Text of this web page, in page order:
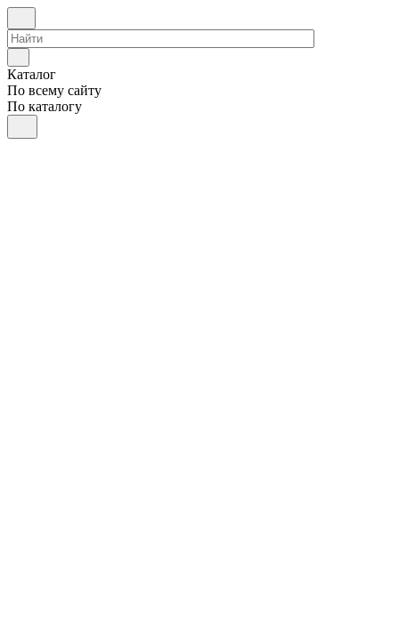
Каталог
По всему сайту
По каталогу